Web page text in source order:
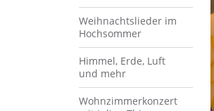
Weihnachtslieder im
Hochsommer
Himmel, Erde, Luft
und mehr
Wohnzimmerkonzert